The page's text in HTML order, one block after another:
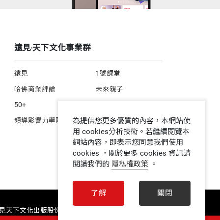
遠見‧天下文化事業群
遠見
哈佛商業評論
50+
領導影響力學院
1號課堂
未來親子
下文化出版股份有限公司 ALL RIGHTS RESERVED
為提供您更多優質的內容，本網站使
用 cookies分析技術。若繼續閱覽本
網站內容，即表示您同意我們使用
cookies ，關於更多 cookies 資訊請
閱讀我們的 隱私權政策 。
了解 關閉